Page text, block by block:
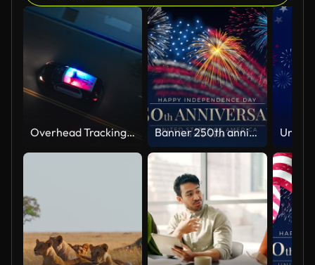
Overhead Tracking Drone Shot of a Police Car Driving on a City Street with Lights On at Night Banner 250th anniversary of the USA. 250 years of independence. 4th of july 2026 usa independence day, video greeting card. US flag fireworks on blue sky background. Fourth of july. 4k seamless loop